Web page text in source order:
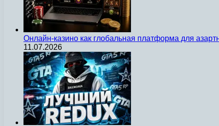
Онлайн-казино как глобальная платформа для
11.07.2026